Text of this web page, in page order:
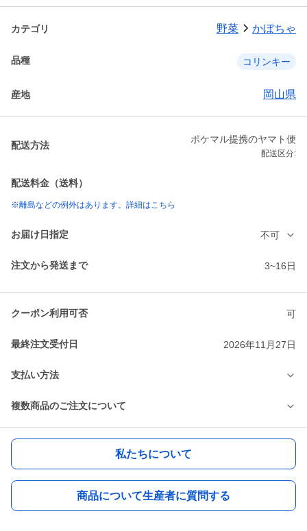
カテゴリ 野菜 かぼちゃ
品種 コリンキー
産地 岡山県
配送方法
ポケマル提携のヤマト便
配送区分:
配送料金（送料）
※離島などの例外はあります。詳細はこちら
お届け日指定 不可
注文から発送まで 3~16日
クーポン利用可否 可
最終注文受付日 2026年11月27日
支払い方法
複数商品のご注文について
私たちについて
商品について生産者に質問する